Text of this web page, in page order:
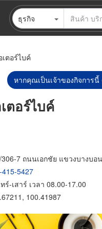
ธุรกิจ
ตอร์ไบค์
หากคุณเป็นเจ้าของกิจการ
ตอร์ไบค์
306-7 ถนนเอกชัย แขวงบางบอ
415-5427
ร์-เสาร์ เวลา 08.00-17.00
100.41987